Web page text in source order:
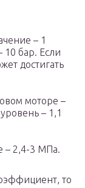
– 1
10 бар. Если
достигать
моторе –
– 1,1
– 2,4-3 МПа.
то